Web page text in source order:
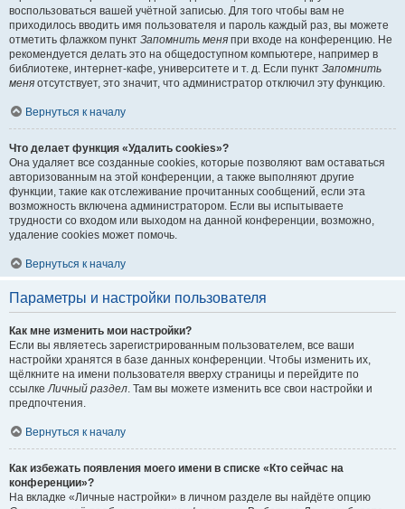
воспользоваться вашей учётной записью. Для того чтобы вам не
приходилось вводить имя пользователя и пароль каждый раз, вы можете
отметить флажком пункт Запомнить меня при входе на конференцию. Не
рекомендуется делать это на общедоступном компьютере, например в
библиотеке, интернет-кафе, университете и т. д. Если пункт Запомнить
меня отсутствует, это значит, что администратор отключил эту функцию.
Вернуться к началу
Что делает функция «Удалить cookies»?
Она удаляет все созданные cookies, которые позволяют вам оставаться
авторизованным на этой конференции, а также выполняют другие
функции, такие как отслеживание прочитанных сообщений, если эта
возможность включена администратором. Если вы испытываете
трудности со входом или выходом на данной конференции, возможно,
удаление cookies может помочь.
Вернуться к началу
Параметры и настройки пользователя
Как мне изменить мои настройки?
Если вы являетесь зарегистрированным пользователем, все ваши
настройки хранятся в базе данных конференции. Чтобы изменить их,
щёлкните на имени пользователя вверху страницы и перейдите по
ссылкеЛичный раздел. Там вы можете изменить все свои настройки и
предпочтения.
Вернуться к началу
Как избежать появления моего имени в списке «Кто сейчас на
конференции»?
На вкладке «Личные настройки» в личном разделе вы найдёте опцию